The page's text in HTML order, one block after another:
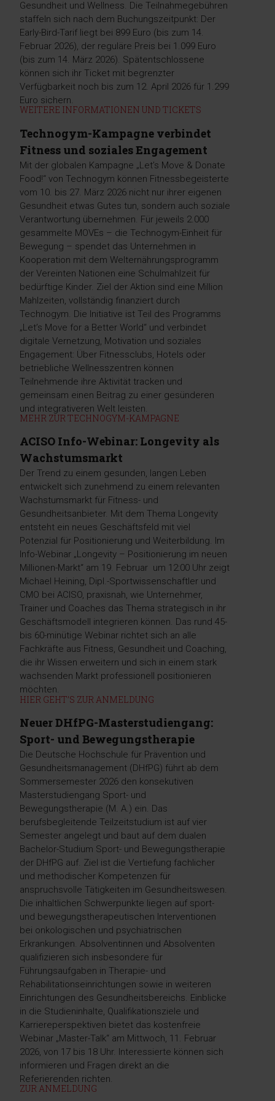
Gesundheit und Wellness. Die Teilnahmegebühren
staffeln sich nach dem Buchungszeitpunkt: Der
Early-Bird-Tarif liegt bei 899 Euro (bis zum 14.
Februar 2026), der reguläre Preis bei 1.099 Euro
(bis zum 14. März 2026). Spätentschlossene
können sich ihr Ticket mit begrenzter
Verfügbarkeit noch bis zum 12. April 2026 für 1.299
Euro sichern.
WEITERE INFORMATIONEN UND TICKETS
Technogym-Kampagne verbindet
Fitness und soziales Engagement
Mit der globalen Kampagne „Let’s Move & Donate
Food!“ von Technogym können Fitnessbegeisterte
vom 10. bis 27. März 2026 nicht nur ihrer eigenen
Gesundheit etwas Gutes tun, sondern auch soziale
Verantwortung übernehmen. Für jeweils 2.000
gesammelte MOVEs – die Technogym-Einheit für
Bewegung – spendet das Unternehmen in
Kooperation mit dem Welternährungsprogramm
der Vereinten Nationen eine Schulmahlzeit für
bedürftige Kinder. Ziel der Aktion sind eine Million
Mahlzeiten, vollständig finanziert durch
Technogym. Die Initiative ist Teil des Programms
„Let’s Move for a Better World“ und verbindet
digitale Vernetzung, Motivation und soziales
Engagement: Über Fitnessclubs, Hotels oder
betriebliche Wellnesszentren können
Teilnehmende ihre Aktivität tracken und
gemeinsam einen Beitrag zu einer gesünderen
und integrativeren Welt leisten.
MEHR ZUR TECHNOGYM-KAMPAGNE
ACISO Info-Webinar: Longevity als
Wachstumsmarkt
Der Trend zu einem gesunden, langen Leben
entwickelt sich zunehmend zu einem relevanten
Wachstumsmarkt für Fitness- und
Gesundheitsanbieter. Mit dem Thema Longevity
entsteht ein neues Geschäftsfeld mit viel
Potenzial für Positionierung und Weiterbildung. Im
Info-Webinar „Longevity – Positionierung im neuen
Millionen-Markt“ am 19. Februar um 12:00 Uhr zeigt
Michael Heining, Dipl.-Sportwissenschaftler und
CMO bei ACISO, praxisnah, wie Unternehmer,
Trainer und Coaches das Thema strategisch in ihr
Geschäftsmodell integrieren können. Das rund 45-
bis 60-minütige Webinar richtet sich an alle
Fachkräfte aus Fitness, Gesundheit und Coaching,
die ihr Wissen erweitern und sich in einem stark
wachsenden Markt professionell positionieren
möchten.
HIER GEHT’S ZUR ANMELDUNG
Neuer DHfPG-Masterstudiengang:
Sport- und Bewegungstherapie
Die Deutsche Hochschule für Prävention und
Gesundheitsmanagement (DHfPG) führt ab dem
Sommersemester 2026 den konsekutiven
Masterstudiengang Sport- und
Bewegungstherapie (M. A.) ein. Das
berufsbegleitende Teilzeitstudium ist auf vier
Semester angelegt und baut auf dem dualen
Bachelor-Studium Sport- und Bewegungstherapie
der DHfPG auf. Ziel ist die Vertiefung fachlicher
und methodischer Kompetenzen für
anspruchsvolle Tätigkeiten im Gesundheitswesen.
Die inhaltlichen Schwerpunkte liegen auf sport-
und bewegungstherapeutischen Interventionen
bei onkologischen und psychiatrischen
Erkrankungen. Absolventinnen und Absolventen
qualifizieren sich insbesondere für
Führungsaufgaben in Therapie- und
Rehabilitationseinrichtungen sowie in weiteren
Einrichtungen des Gesundheitsbereichs. Einblicke
in die Studieninhalte, Qualifikationsziele und
Karriereperspektiven bietet das kostenfreie
Webinar „Master-Talk“ am Mittwoch, 11. Februar
2026, von 17 bis 18 Uhr. Interessierte können sich
informieren und Fragen direkt an die
Referierenden richten.
ZUR ANMELDUNG